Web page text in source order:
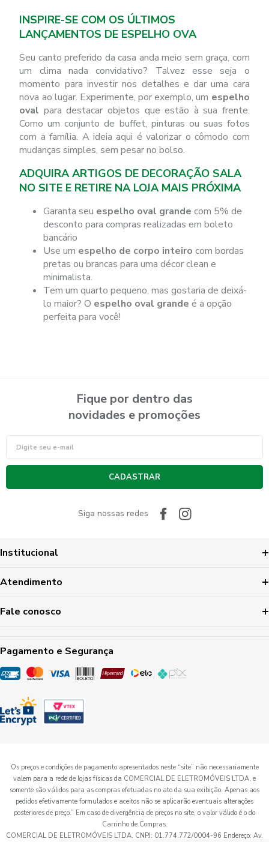
INSPIRE-SE COM OS ÚLTIMOS
LANÇAMENTOS DE ESPELHO OVA
Seu canto preferido da casa anda meio sem graça, com
um clima nada convidativo? Talvez esse seja o
momento para investir nos detalhes e dar uma cara
nova ao lugar. Experimente, por exemplo, um espelho
oval para destacar objetos que estão à sua frente.
Como um conjunto de buffet, pinturas ou suas fotos
com a família. A ideia aqui é valorizar o cômodo com
mudanças simples, sem pesar no bolso.
ADQUIRA ARTIGOS DE DECORAÇÃO SALA
NO SITE E RETIRE NA LOJA MAIS PRÓXIMA
Garanta seu espelho oval grande com 5% de
desconto para compras realizadas em boleto
bancário
Use um espelho de corpo inteiro com bordas
pretas ou brancas para uma décor clean e
minimalista.
Tem um quarto pequeno, mas gostaria de deixá-
lo maior? O espelho oval grande é a opção
perfeita para você!
Fique por dentro das
novidades e promoções
CADASTRAR
Siga nossas redes
Institucional
Atendimento
Fale conosco
Pagamento e Segurança
Os preços e condições de pagamento apresentados neste “site” não necessariamente
valem para a rede de lojas físicas da COMERCIAL DE ELETROMÓVEIS LTDA, e
somente são válidos para as compras efetuadas no ato da sua exibição. Apenas aos
pedidos efetivamente formulados e aceitos não se aplicarão eventuais alterações
posteriores de preço.” Em caso de divergência de preços no site, o valor válido é o do
Carrinho de Compras.
COMERCIAL DE ELETROMÓVEIS LTDA. CNPJ: 01.774.772/0004-96 Endereço: Av.